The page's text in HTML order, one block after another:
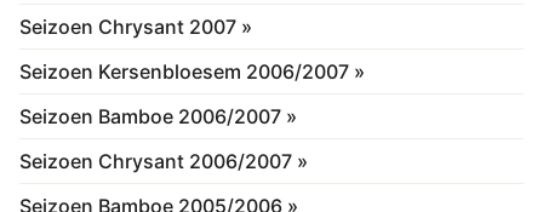
Seizoen Chrysant 2007 »
Seizoen Kersenbloesem 2006/2007 »
Seizoen Bamboe 2006/2007 »
Seizoen Chrysant 2006/2007 »
Seizoen Bamboe 2005/2006 »